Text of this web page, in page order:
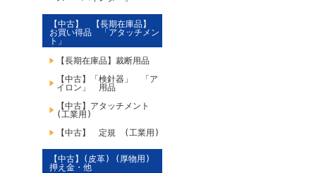
【中古】 【長期在庫品】
お買い得品 「アタッチメン
ト」
【長期在庫品】裁断用品
【中古】「検針器」 「ア
イロン」 用品
【中古】アタッチメント
(工業用)
【中古】 定規 (工業用)
【中古】(皮革) (厚物用)
押え金・他